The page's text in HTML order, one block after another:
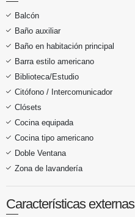
Balcón
Baño auxiliar
Baño en habitación principal
Barra estilo americano
Biblioteca/Estudio
Citófono / Intercomunicador
Clósets
Cocina equipada
Cocina tipo americano
Doble Ventana
Zona de lavandería
Características externas